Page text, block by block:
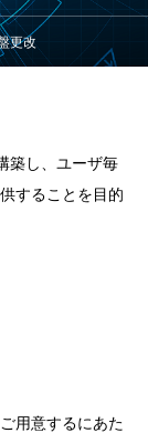
更改
築し、ユーザ毎
することを目的
用意するにあた